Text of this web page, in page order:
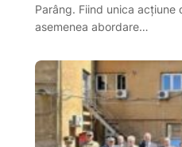
Parâng. Fiind unica acţiune
asemenea abordare…